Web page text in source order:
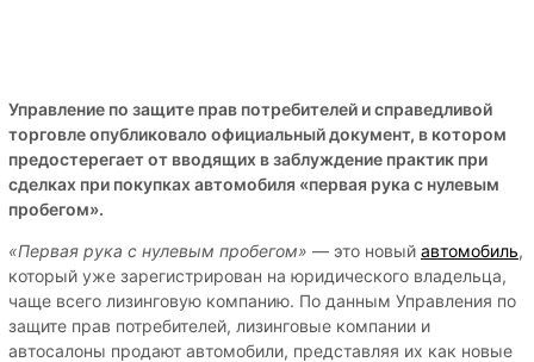
Управление по защите прав потребителей и справедливой
торговле опубликовало официальный документ, в котором
предостерегает от вводящих в заблуждение практик при
сделках при покупках автомобиля «первая рука с нулевым
пробегом».
«Первая рука с нулевым пробегом» — это новый автомобиль,
который уже зарегистрирован на юридического владельца,
чаще всего лизинговую компанию. По данным Управления по
защите прав потребителей, лизинговые компании и
автосалоны продают автомобили, представляя их как новые